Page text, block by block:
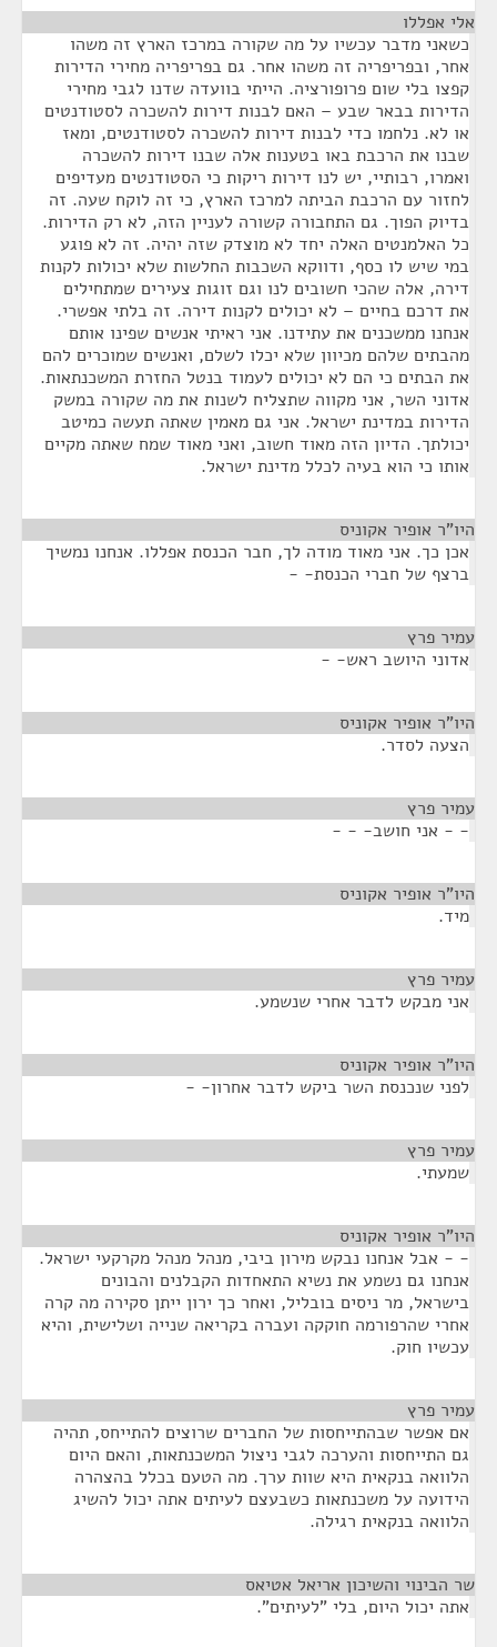
אלי אפללו
כשאני מדבר עכשיו על מה שקורה במרכז הארץ זה משהו
אחר, ובפריפריה זה משהו אחר. גם בפריפריה מחירי הדירות
קפצו בלי שום פרופורציה. הייתי בוועדה שדנו לגבי מחירי
הדירות בבאר שבע – האם לבנות דירות להשכרה לסטודנטים
או לא. נלחמו כדי לבנות דירות להשכרה לסטודנטים, ומאז
שבנו את הרכבת באו בטענות אלה שבנו דירות להשכרה
ואמרו, רבותיי, יש לנו דירות ריקות כי הסטודנטים מעדיפים
לחזור עם הרכבת הביתה למרכז הארץ, כי זה לוקח שעה. זה
בדיוק הפוך. גם התחבורה קשורה לעניין הזה, לא רק הדירות.
כל האלמנטים האלה יחד לא מוצדק שזה יהיה. זה לא פוגע
במי שיש לו כסף, ודווקא השכבות החלשות שלא יכולות לקנות
דירה, אלה שהכי חשובים לנו וגם זוגות צעירים שמתחילים
את דרכם בחיים – לא יכולים לקנות דירה. זה בלתי אפשרי.
אנחנו ממשכנים את עתידנו. אני ראיתי אנשים שפינו אותם
מהבתים שלהם מכיוון שלא יכלו לשלם, ואנשים שמוכרים להם
את הבתים כי הם לא יכולים לעמוד בנטל החזרת המשכנתאות.
אדוני השר, אני מקווה שתצליח לשנות את מה שקורה במשק
הדירות במדינת ישראל. אני גם מאמין שאתה תעשה כמיטב
יכולתך. הדיון הזה מאוד חשוב, ואני מאוד שמח שאתה מקיים
אותו כי הוא בעיה לכלל מדינת ישראל.
היו"ר אופיר אקוניס
אכן כך. אני מאוד מודה לך, חבר הכנסת אפללו. אנחנו נמשיך
ברצף של חברי הכנסת- -
עמיר פרץ
אדוני היושב ראש- -
היו"ר אופיר אקוניס
הצעה לסדר.
עמיר פרץ
- - אני חושב- - -
היו"ר אופיר אקוניס
מיד.
עמיר פרץ
אני מבקש לדבר אחרי שנשמע.
היו"ר אופיר אקוניס
לפני שנכנסת השר ביקש לדבר אחרון- -
עמיר פרץ
שמעתי.
היו"ר אופיר אקוניס
- - אבל אנחנו נבקש מירון ביבי, מנהל מנהל מקרקעי ישראל.
אנחנו גם נשמע את נשיא התאחדות הקבלנים והבונים
בישראל, מר ניסים בובליל, ואחר כך ירון ייתן סקירה מה קרה
אחרי שהרפורמה חוקקה ועברה בקריאה שנייה ושלישית, והיא
עכשיו חוק.
עמיר פרץ
אם אפשר שבהתייחסות של החברים שרוצים להתייחס, תהיה
גם התייחסות והערכה לגבי ניצול המשכנתאות, והאם היום
הלוואה בנקאית היא שוות ערך. מה הטעם בכלל בהצהרה
הידועה על משכנתאות כשבעצם לעיתים אתה יכול להשיג
הלוואה בנקאית רגילה.
שר הבינוי והשיכון אריאל אטיאס
אתה יכול היום, בלי "לעיתים".